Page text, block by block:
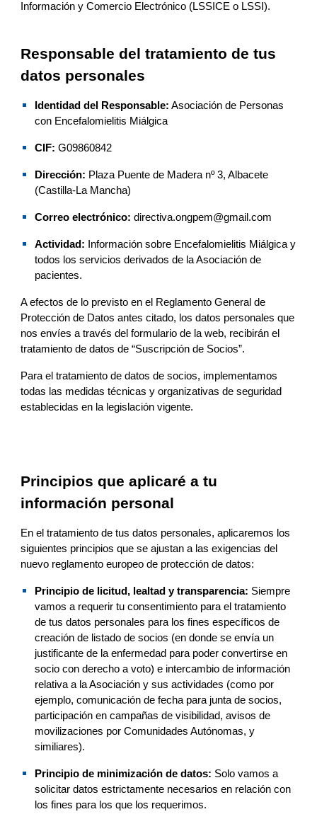
Información y Comercio Electrónico (LSSICE o LSSI).
Responsable del tratamiento de tus
datos personales
Identidad del Responsable: Asociación de Personas
con Encefalomielitis Miálgica
CIF: G09860842
Dirección: Plaza Puente de Madera nº 3, Albacete
(Castilla-La Mancha)
Correo electrónico: directiva.ongpem@gmail.com
Actividad:
Información sobre Encefalomielitis Miálgica y
todos los servicios derivados de la Asociación de
pacientes.
A efectos de lo previsto en el Reglamento General de
nos envíes a través del formulario de la web, recibirán el
tratamiento de datos de “Suscripción de Socios”.
Para el tratamiento de datos de socios, implementamos
todas las medidas técnicas y organizativas de seguridad
establecidas en la legislación vigente.
Principios que aplicaré a tu
información personal
En el tratamiento de tus datos personales, aplicaremos los
siguientes principios que se ajustan a las exigencias del
nuevo reglamento europeo de protección de datos:
Principio de licitud, lealtad y transparencia:
vamos a requerir tu consentimiento para el tratamiento
de tus datos personales para los fines específicos de
creación de listado de socios (en donde se envía un
justificante de la enfermedad para poder convertirse en
socio con derecho a voto) e intercambio de información
relativa a la Asociación y sus actividades (como por
ejemplo, comunicación de fecha para junta de socios,
participación en campañas de visibilidad, avisos de
movilizaciones por Comunidades Autónomas, y
similiares).
Principio de minimización de datos: Solo vamos a
solicitar datos estrictamente necesarios en relación con
los fines para los que los requerimos.